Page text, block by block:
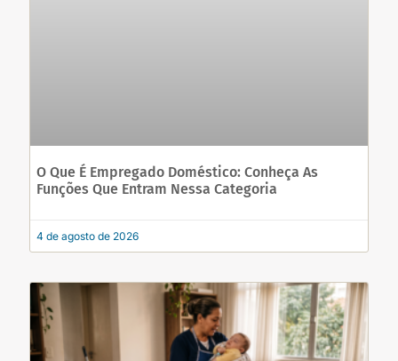
O Que É Empregado Doméstico: Conheça As
Funções Que Entram Nessa Categoria
4 de agosto de 2026